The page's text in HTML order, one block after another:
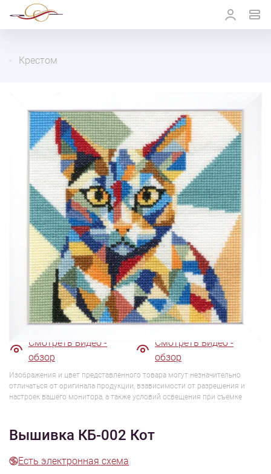
Крестом
1/6
Смотреть видео -
обзор
Смотреть видео -
обзор
Изображения и цвет представленного товара могут незначительно
отличаться от оригинала продукции, взависимости от разрешения и
настроек вашего монитора, а также условий освещения при съемке
Вышивка КБ-002 Кот
Есть электронная схема